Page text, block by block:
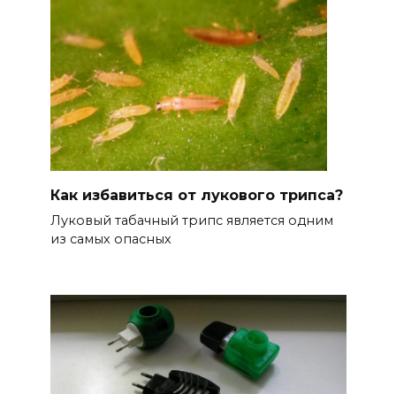
Как избавиться от лукового трипса?
Луковый табачный трипс является одним
из самых опасных